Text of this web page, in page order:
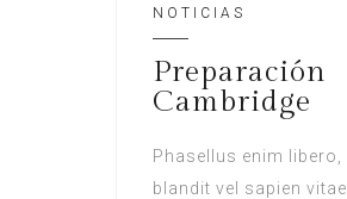
NOTICIAS
Preparación
Cambridge
Phasellus enim libero,
blandit vel sapien vitae,